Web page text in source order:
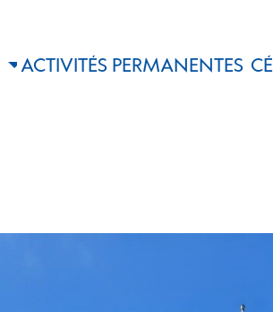
ACTIVITÉS PERMANENTES